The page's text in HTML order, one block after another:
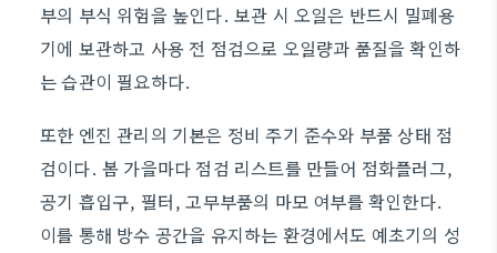
부의 부식 위험을 높인다. 보관 시 오일은 반드시 밀폐용
기에 보관하고 사용 전 점검으로 오일량과 품질을 확인하
는 습관이 필요하다.
또한 엔진 관리의 기본은 정비 주기 준수와 부품 상태 점
검이다. 봄 가을마다 점검 리스트를 만들어 점화플러그,
공기 흡입구, 필터, 고무부품의 마모 여부를 확인한다.
이를 통해 방수 공간을 유지하는 환경에서도 예초기의 성